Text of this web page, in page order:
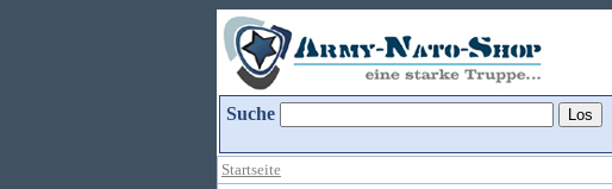
Suche
Startseite